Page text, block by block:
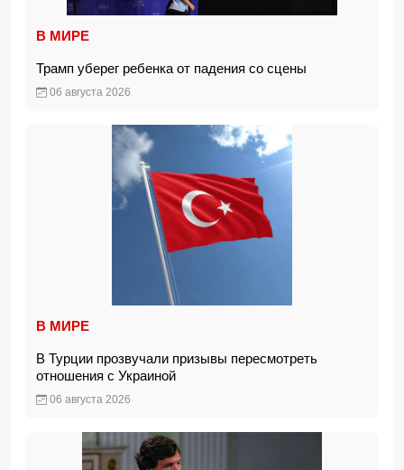
В МИРЕ
Трамп уберег ребенка от падения со сцены
06 августа 2026
В МИРЕ
В Турции прозвучали призывы пересмотреть
отношения с Украиной
06 августа 2026